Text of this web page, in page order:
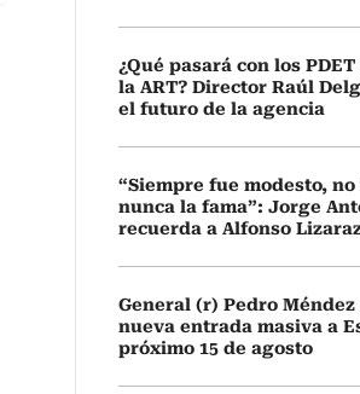
¿Qué pasará con los
la ART? Director Raúl
el futuro de la agencia
“Siempre fue modesto,
nunca la fama”: Jorge
recuerda a Alfonso
General (r) Pedro
nueva entrada masiva a
próximo 15 de agosto